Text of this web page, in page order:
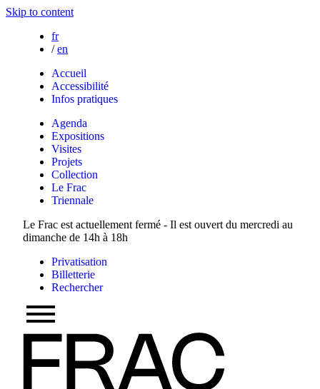
Skip to content
fr
/ en
Accueil
Accessibilité
Infos pratiques
Agenda
Expositions
Visites
Projets
Collection
Le Frac
Triennale
Le Frac est actuellement fermé - Il est ouvert du mercredi au
dimanche de 14h à 18h
Privatisation
Billetterie
Rechercher